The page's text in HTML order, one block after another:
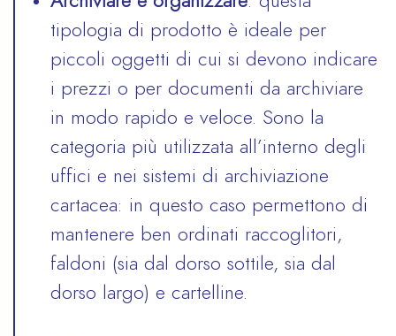
tipologia di prodotto è ideale per
piccoli oggetti di cui si devono indicare
i prezzi o per documenti da archiviare
in modo rapido e veloce. Sono la
categoria più utilizzata all’interno degli
uffici e nei sistemi di archiviazione
cartacea: in questo caso permettono di
mantenere ben ordinati raccoglitori,
faldoni (sia dal dorso sottile, sia dal
dorso largo) e cartelline.